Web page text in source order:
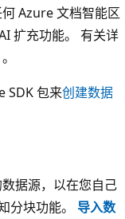
Azure 文档智能区
扩充功能。 有关详
。
SDK 包来创建数据
据源，以在您自己
分块功能。 导入数